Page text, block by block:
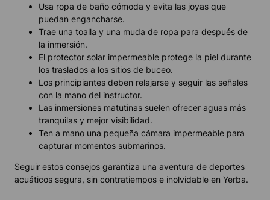
Usa ropa de baño cómoda y evita las joyas que
puedan engancharse.
Trae una toalla y una muda de ropa para después de
la inmersión.
El protector solar impermeable protege la piel durante
los traslados a los sitios de buceo.
Los principiantes deben relajarse y seguir las señales
con la mano del instructor.
Las inmersiones matutinas suelen ofrecer aguas más
tranquilas y mejor visibilidad.
Ten a mano una pequeña cámara impermeable para
capturar momentos submarinos.
Seguir estos consejos garantiza una aventura de deportes
acuáticos segura, sin contratiempos e inolvidable en Yerba.